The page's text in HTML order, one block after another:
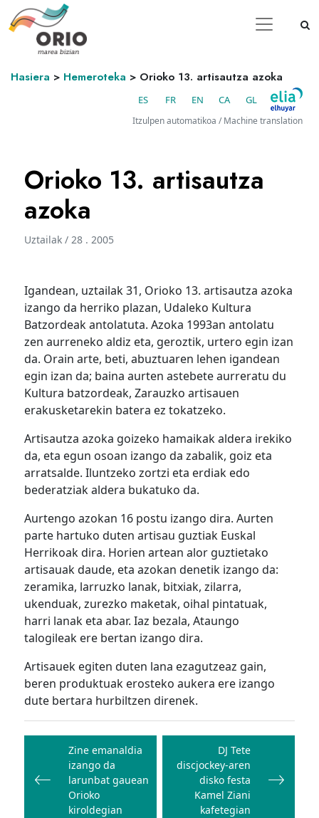
Hasiera > Hemeroteka > Orioko 13. artisautza azoka
ES FR EN CA GL
Itzulpen automatikoa / Machine translation
Orioko 13. artisautza
azoka
Uztailak / 28 . 2005
Igandean, uztailak 31, Orioko 13. artisautza azoka
izango da herriko plazan, Udaleko Kultura
Batzordeak antolatuta. Azoka 1993an antolatu
zen aurreneko aldiz eta, geroztik, urtero egin izan
da. Orain arte, beti, abuztuaren lehen igandean
egin izan da; baina aurten astebete aurreratu du
Kultura batzordeak, Zarauzko artisauen
erakusketarekin batera ez tokatzeko.
Artisautza azoka goizeko hamaikak aldera irekiko
da, eta egun osoan izango da zabalik, goiz eta
arratsalde. Iluntzeko zortzi eta erdiak edo
bederatziak aldera bukatuko da.
Aurtengo azokan 16 postu izango dira. Aurten
parte hartuko duten artisau guztiak Euskal
Herrikoak dira. Horien artean alor guztietako
artisauak daude, eta azokan denetik izango da:
zeramika, larruzko lanak, bitxiak, zilarra,
ukenduak, zurezko maketak, oihal pintatuak,
harri lanak eta abar. Iaz bezala, Ataungo
talogileak ere bertan izango dira.
Artisauek egiten duten lana ezagutzeaz gain,
beren produktuak erosteko aukera ere izango
dute bertara hurbiltzen direnek.
Bidalketetan
zehar
nabigatu
Zine emanaldia
izango da
larunbat gauean
Orioko
kiroldegian
DJ Tete
discjockey-aren
disko festa
Kamel Ziani
kafetegian